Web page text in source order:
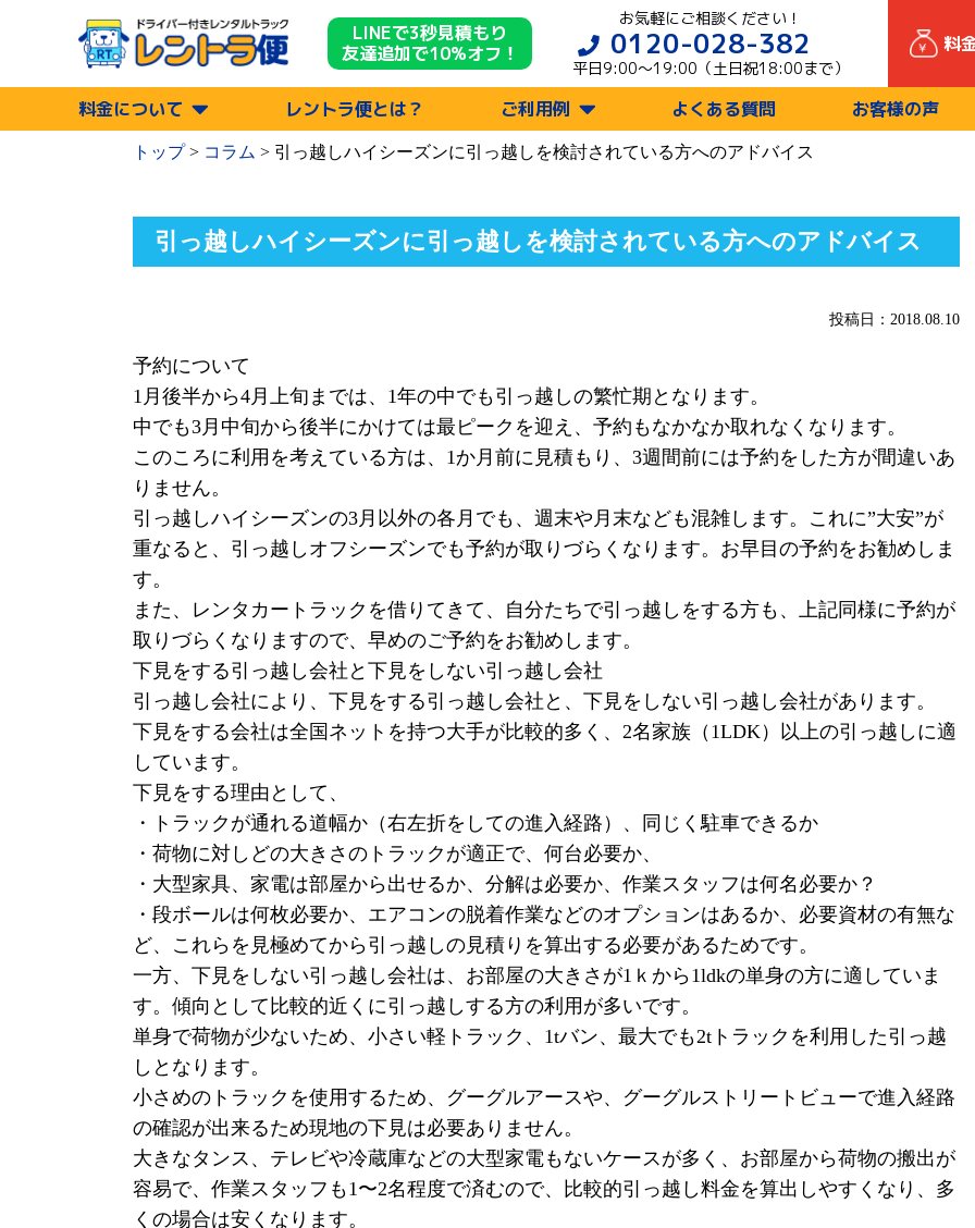
LINEで3秒見積もり
友達追加で10%オフ！
お気軽にご相談ください！
0120-028-382
平日9:00〜19:00（土日祝18:00まで）
料
料金について レントラ便とは？ ご利用例 よくある質問 お客様の声
トップ> コラム > 引っ越しハイシーズンに引っ越しを検討されている方へのアドバイス
引っ越しハイシーズンに引っ越しを検討されている方へのアドバイス
投稿日：2018.08.10
予約について
1月後半から4月上旬までは、1年の中でも引っ越しの繁忙期となります。
中でも3月中旬から後半にかけては最ピークを迎え、予約もなかなか取れなくなります。
このころに利用を考えている方は、1か月前に見積もり、3週間前には予約をした方が間違いあ
りません。
引っ越しハイシーズンの3月以外の各月でも、週末や月末なども混雑します。これに”大安”が
重なると、引っ越しオフシーズンでも予約が取りづらくなります。お早目の予約をお勧めしま
す。
また、レンタカートラックを借りてきて、自分たちで引っ越しをする方も、上記同様に予約が
取りづらくなりますので、早めのご予約をお勧めします。
下見をする引っ越し会社と下見をしない引っ越し会社
引っ越し会社により、下見をする引っ越し会社と、下見をしない引っ越し会社があります。
下見をする会社は全国ネットを持つ大手が比較的多く、2名家族（1LDK）以上の引っ越しに適
しています。
下見をする理由として、
・トラックが通れる道幅か（右左折をしての進入経路）、同じく駐車できるか
・荷物に対しどの大きさのトラックが適正で、何台必要か、
・大型家具、家電は部屋から出せるか、分解は必要か、作業スタッフは何名必要か？
・段ボールは何枚必要か、エアコンの脱着作業などのオプションはあるか、必要資材の有無な
ど、これらを見極めてから引っ越しの見積りを算出する必要があるためです。
一方、下見をしない引っ越し会社は、お部屋の大きさが1ｋから1ldkの単身の方に適していま
す。傾向として比較的近くに引っ越しする方の利用が多いです。
単身で荷物が少ないため、小さい軽トラック、1tバン、最大でも2tトラックを利用した引っ越
しとなります。
小さめのトラックを使用するため、グーグルアースや、グーグルストリートビューで進入経路
の確認が出来るため現地の下見は必要ありません。
大きなタンス、テレビや冷蔵庫などの大型家電もないケースが多く、お部屋から荷物の搬出が
容易で、作業スタッフも1〜2名程度で済むので、比較的引っ越し料金を算出しやすくなり、多
くの場合は安くなります。